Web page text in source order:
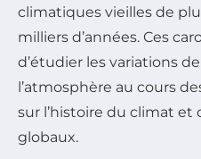
climatiques vieilles de
milliers d’années. Ces
d’étudier les variations
l’atmosphère au cours
sur l’histoire du climat
globaux.